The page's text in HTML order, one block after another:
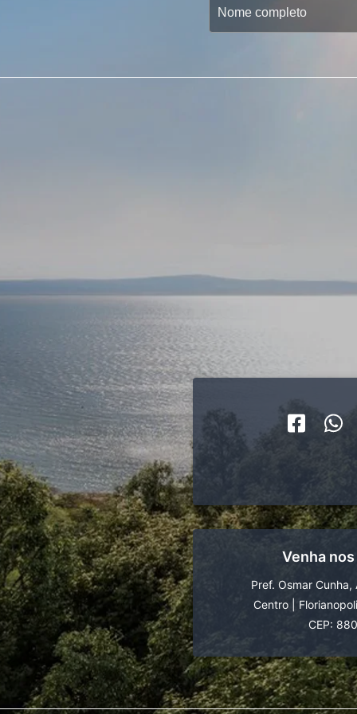
Venha
Pref. Osmar
Centro
CEP: